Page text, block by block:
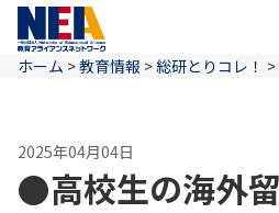
ホーム
ホーム >教育情報 >総研とりコレ！ >
2025年04月04日
●高校生の海外